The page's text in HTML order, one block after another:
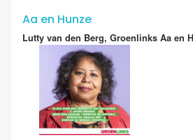
Aa en Hunze
Lutty van den Berg, Groenlinks Aa en